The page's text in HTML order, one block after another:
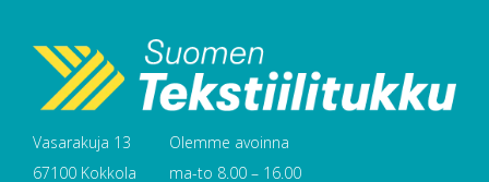
Vasarakuja 13
67100 Kokkola
Olemme avoinna
ma-to 8.00 – 16.00